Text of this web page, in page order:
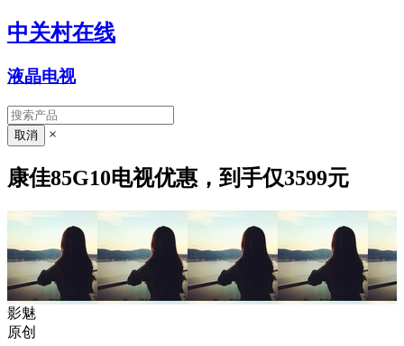
中关村在线
液晶电视
×
康佳85G10电视优惠，到手仅3599元
影魅
原创